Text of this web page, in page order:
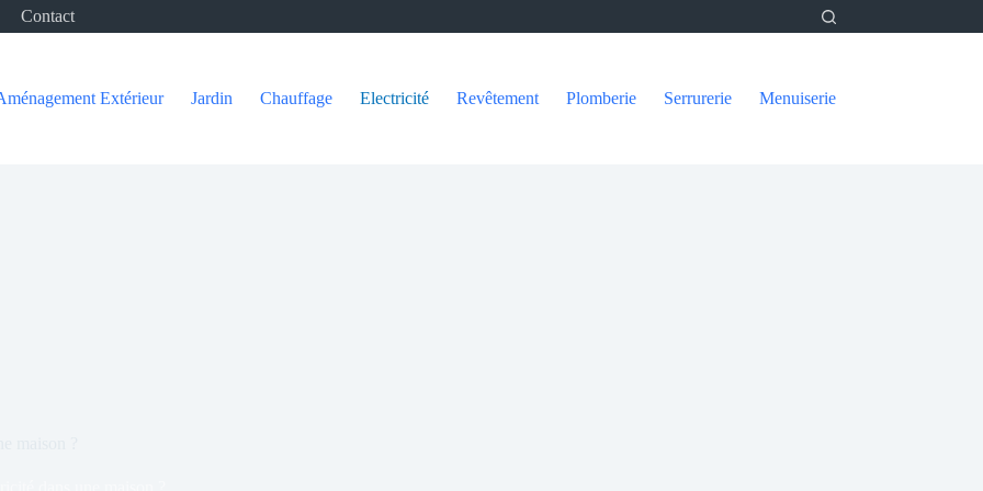
Contact
Extérieur Jardin Chauffage Electricité Revêtement Plomberie Serrurerie Menuiserie